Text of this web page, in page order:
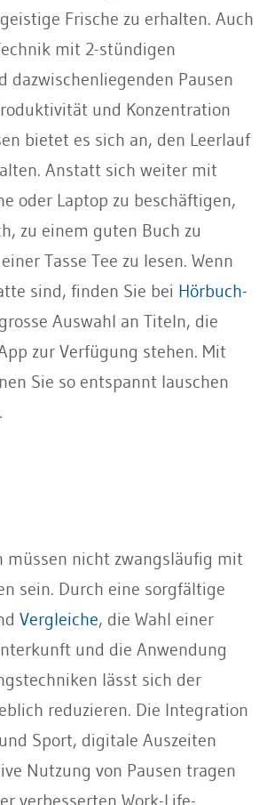
Frische zu erhalten. Auch
mit 2-stündigen
dazwischenliegenden Pausen
und Konzentration
bietet es sich an, den Leerlauf
Anstatt sich weiter mit
oder Laptop zu beschäftigen,
zu einem guten Buch zu
Tasse Tee zu lesen. Wenn
sind, finden Sie bei Hörbuch-
Auswahl an Titeln, die
zur Verfügung stehen. Mit
Sie so entspannt lauschen
müssen nicht zwangsläufig mit
sein. Durch eine sorgfältige
Vergleiche, die Wahl einer
und die Anwendung
lässt sich der
reduzieren. Die Integration
Sport, digitale Auszeiten
Nutzung von Pausen tragen
verbesserten Work-Life-